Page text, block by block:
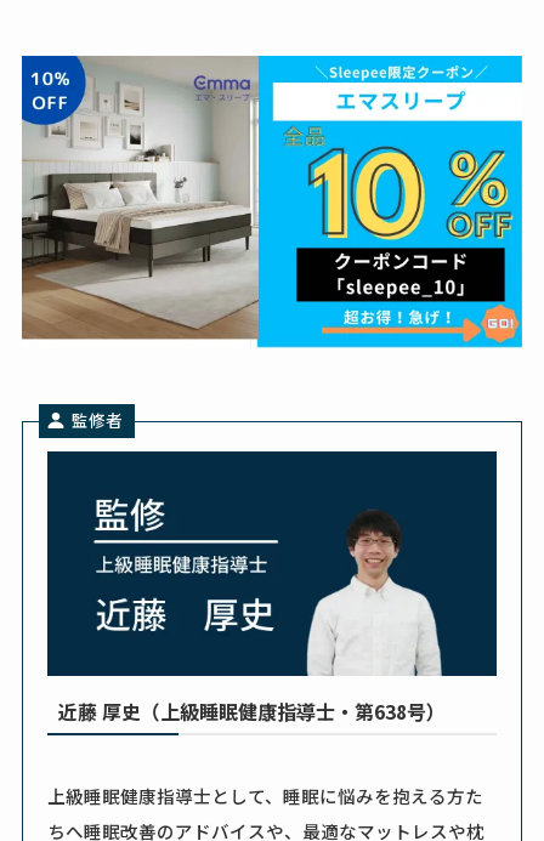
監修者
近藤 厚史（上級睡眠健康指導士・第638号）
上級睡眠健康指導士として、睡眠に悩みを抱える方た
ちへ睡眠改善のアドバイスや、最適なマットレスや枕